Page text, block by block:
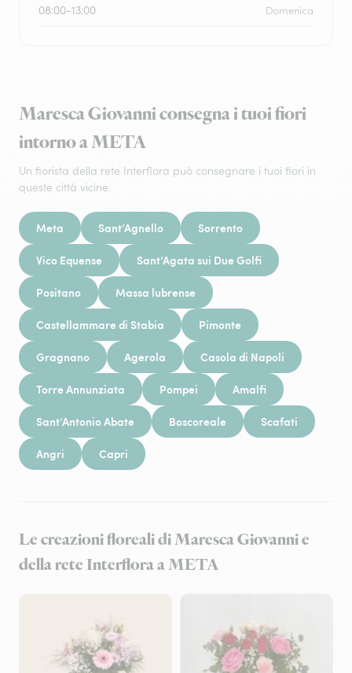
08:00-13:00 Domenica
Maresca Giovanni consegna i tuoi fiori
intorno a META
Un fiorista della rete Interflora può consegnare i tuoi fiori in
queste città vicine.
Meta Sant’Agnello Sorrento
Vico Equense Sant’Agata sui Due Golfi
Positano Massa lubrense
Castellammare di Stabia Pimonte
Gragnano Agerola Casola di Napoli
Torre Annunziata Pompei Amalfi
Sant’Antonio Abate Boscoreale Scafati
Angri Capri
Le creazioni floreali di Maresca Giovanni e
della rete Interflora a META